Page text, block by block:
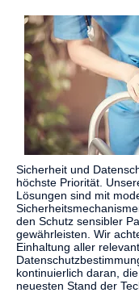
Sicherheit und
höchste Priorität.
Lösungen sind mit
den Schutz sensibler
gewährleisten. Wir
Einhaltung aller
kontinuierlich daran,
neuesten Stand der